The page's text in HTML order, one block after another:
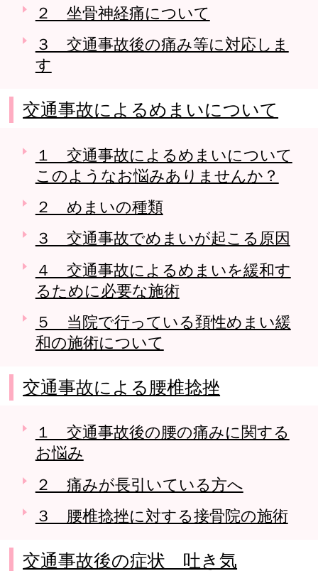
２ 坐骨神経痛について
３ 交通事故後の痛み等に対応しま
す
交通事故によるめまいについて
１ 交通事故によるめまいについて
このようなお悩みありませんか？
２ めまいの種類
３ 交通事故でめまいが起こる原因
４ 交通事故によるめまいを緩和す
るために必要な施術
５ 当院で行っている頚性めまい緩
和の施術について
交通事故による腰椎捻挫
１ 交通事故後の腰の痛みに関する
お悩み
２ 痛みが長引いている方へ
３ 腰椎捻挫に対する接骨院の施術
交通事故後の症状 吐き気